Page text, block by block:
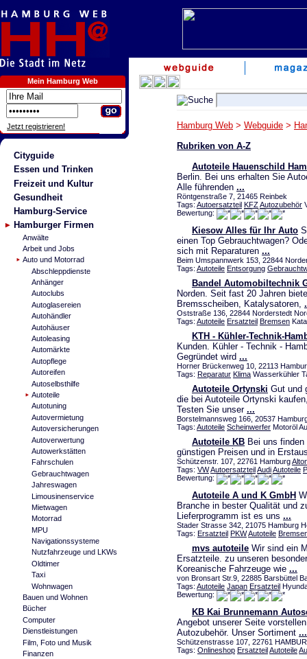
Mein Hamburg Web
Jetzt registrieren!
Cityguide
Essen und Trinken
Freizeit und Kultur
Gesundheit
Hamburg-Service
Hamburger Firmen
Anwälte
Arbeit und Jobs
Auto und Motorrad
Abschleppdienste
Anhänger
Autoclubs
Autoglasereien
Autohändler
Autohäuser
Autoleasing
Automärkte
Autopflege
Autoreifen
Autoselbsthilfe
Autoteile
Autotuning
Autovermietung
Autoversicherungen
Autoverwertung
Autowerkstätten
Fahrschulen
Gebrauchtwagen
Jahreswagen
Limousinenservice
Mietwagen
Motorrad
MPU
Navigationssysteme
Nutzfahrzeuge und LKWs
Oldtimer
Taxi
Wohnwagen
Bauen und Wohnen
Bücher
Computer
Dienstleistungen
Film, Foto und Musik
Finanzen
Hamburg Web > Webguide >
Rubriken von A-Z
Autoteile Hauenschild
Berlin. Bei uns erhalten Sie
Alle führenden ...
Röntgenstraße 7, 21465 Reinbek
Tags: Autoersatzteil KFZAutozubehör
Bewertung:
Kiesow Alles für Ihr Auto
einen Top Gebrauchtwagen?
sich mit Reparaturen ...
Beim Umspannwerk 153, 22844
Tags: Autoteile Entsorgung
Bandel Automobiltechnik
Norden. Seit fast 20 Jahren
Bremsscheiben, Katalysatoren,
Oststraße 136, 22844 Norderstedt
Tags: Autoteile Ersatzteil Bremsen
KTH - Kühler-Technik-
Kunden. Kühler - Technik -
Gegründet wird ...
Horner Brückenweg 10, 22113
Tags: Reparatur Klima Wasserkühler
Autoteile Ortynski Gut und
die bei Autoteile Ortynski
Testen Sie unser ...
Borstelmannsweg 166, 20537
Tags: Autoteile Scheinwerfer Motoröl
Autoteile KB Bei uns
günstigen Preisen und in
Schützenstr. 107, 22761 Hamburg
Tags: VWAutoersatzteilAudiAutoteile
Bewertung:
Autoteile A und K GmbH
Branche in bester Qualität und
Lieferprogramm ist es uns ...
Stader Strasse 342, 21075 Hamburg
Tags: Ersatzteil PKWAutoteile
mvs autoteile Wir sind ein
Ersatzteile. zu unseren
Koreanische Fahrzeuge wie ...
von Bronsart Str.9, 22885 Barsbüttel
Tags: Autoteile Japan Ersatzteil
Bewertung:
KB Kai Brunnemann
Angebot unserer Seite
Autozubehör. Unser Sortiment ...
Schützenstrasse 107, 22761
Tags: Onlineshop ErsatzteilAutoteile